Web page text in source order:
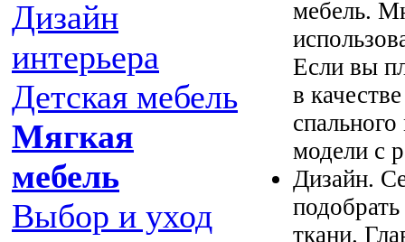
Дизайн
интерьера
Детская мебель
Мягкая
мебель
Выбор и уход
мебель.
Если вы
в
модели с
Дизайн.
ткани.